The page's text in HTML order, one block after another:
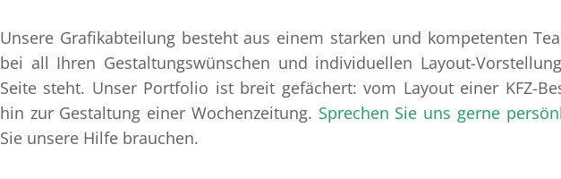
Unsere Grafikabteilung besteht aus einem starken und kompetenten
bei all Ihren Gestaltungswünschen und individuellen Layout-
Seite steht. Unser Portfolio ist breit gefächert: vom Layout einer KFZ-
hin zur Gestaltung einer Wochenzeitung. Sprechen Sie uns gerne
Sie unsere Hilfe brauchen.